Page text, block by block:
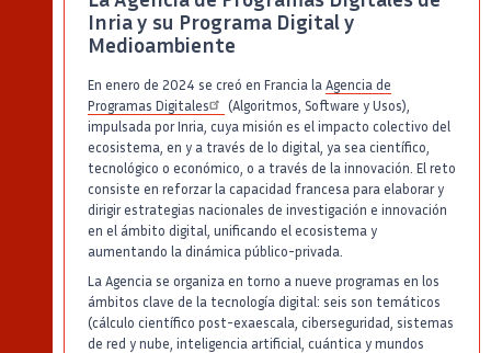
Inria y su Programa Digital y
Medioambiente
En enero de 2024 se creó en Francia la Agencia de
Programas Digitales
(Algoritmos, Software y Usos),
impulsada por Inria, cuya misión es el impacto colectivo del
ecosistema, en y a través de lo digital, ya sea científico,
tecnológico o económico, o a través de la innovación. El reto
consiste en reforzar la capacidad francesa para elaborar y
dirigir estrategias nacionales de investigación e innovación
en el ámbito digital, unificando el ecosistema y
aumentando la dinámica público-privada.
La Agencia se organiza en torno a nueve programas en los
ámbitos clave de la tecnología digital: seis son temáticos
(cálculo científico post-exaescala, ciberseguridad, sistemas
de red y nube, inteligencia artificial, cuántica y mundos